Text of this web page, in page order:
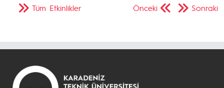
Önceki Sonraki
Tüm Etkinlikler